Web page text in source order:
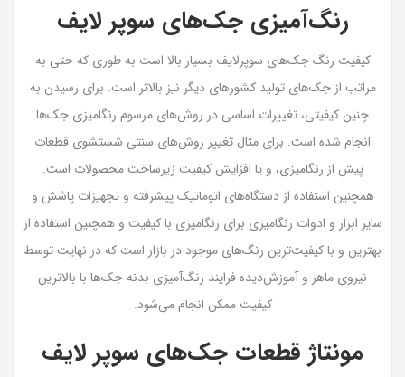
رنگ‌آمیزی جک‌های سوپر لایف
کیفیت رنگ جک‌های سوپرلایف بسیار بالا است به طوری که حتی به
مراتب از جک‌های تولید کشورهای دیگر نیز بالاتر است. برای رسیدن به
چنین کیفیتی، تغییرات اساسی در روش‌های مرسوم رنگامیزی جک‌ها
انجام شده است. برای مثال تغییر روش‌های سنتی شستشوی قطعات
پیش از رنگامیزی، و یا افزایش کیفیت زیرساخت محصولات است.
همچنین استفاده از دستگاه‌های اتوماتیک پیشرفته و تجهیزات پاشش و
سایر ابزار و ادوات رنگامیزی برای رنگامیزی با کیفیت و همچنین استفاده از
بهترین و با کیفیت‌ترین رنگ‌های موجود در بازار است که در نهایت توسط
نیروی ماهر و آموزش‌دیده فرایند رنگ‌آمیزی بدنه جک‌ها با بالاترین
کیفیت ممکن انجام می‌شود.
مونتاژ قطعات جک‌های سوپر لایف